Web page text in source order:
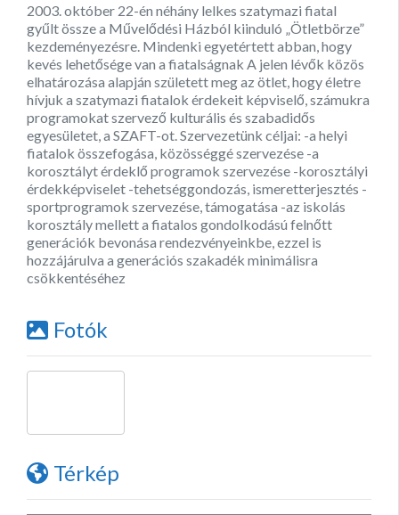
2003. október 22-én néhány lelkes szatymazi fiatal
gyűlt össze a Művelődési Házból kiinduló „Ötletbörze”
kezdeményezésre. Mindenki egyetértett abban, hogy
kevés lehetősége van a fiatalságnak A jelen lévők közös
elhatározása alapján született meg az ötlet, hogy életre
hívjuk a szatymazi fiatalok érdekeit képviselő, számukra
programokat szervező kulturális és szabadidős
egyesületet, a SZAFT-ot. Szervezetünk céljai: -a helyi
fiatalok összefogása, közösséggé szervezése -a
korosztályt érdeklő programok szervezése -korosztályi
érdekképviselet -tehetséggondozás, ismeretterjesztés -
sportprogramok szervezése, támogatása -az iskolás
korosztály mellett a fiatalos gondolkodású felnőtt
generációk bevonása rendezvényeinkbe, ezzel is
hozzájárulva a generációs szakadék minimálisra
csökkentéséhez
Fotók
Térkép